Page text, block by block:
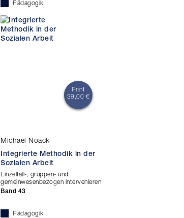
Pädagogik
Print
39,00 €
Michael Noack
Integrierte Methodik in der
Sozialen Arbeit
Einzelfall-, gruppen- und
gemeinwesenbezogen intervenieren
Band 43
Pädagogik